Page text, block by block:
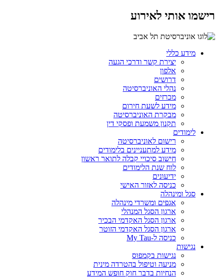
רישמו אותי לאירוע
מידע כללי
יצירת קשר ודרכי הגעה
אלפון
דרושים
נהלי האוניברסיטה
מכרזים
מידע לשעת חירום
מבקרת האוניברסיטה
תקנון משמעת ופסקי דין
לימודים
רישום לאוניברסיטה
מידע למתעניינים בלימודים
חישוב סיכויי קבלה לתואר ראשון
לוח שנת הלימודים
ידיעונים
כניסה לאזור האישי
סגל ומינהלה
אגפים ומשרדי מינהלה
ארגון הסגל המנהלי
ארגון הסגל האקדמי הבכיר
ארגון הסגל האקדמי הזוטר
כניסה ל-My Tau
נגישות
נגישות בקמפוס
מניעה וטיפול בהטרדה מינית
הנחיות בדבר חוק חופש המידע